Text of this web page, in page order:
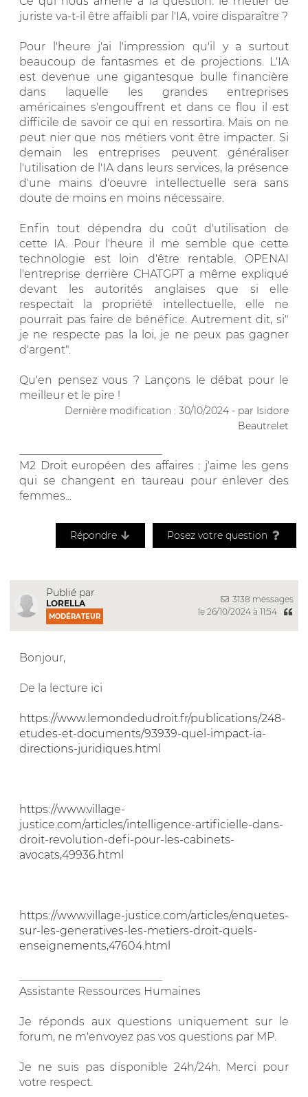
juriste va-t-il être affaibli par l'IA, voire disparaître ?
Pour l'heure j'ai l'impression qu'il y a surtout
beaucoup de fantasmes et de projections. L'IA
est devenue une gigantesque bulle financière
dans laquelle les grandes entreprises
américaines s'engouffrent et dans ce flou il est
difficile de savoir ce qui en ressortira. Mais on ne
peut nier que nos métiers vont être impacter. Si
demain les entreprises peuvent généraliser
l'utilisation de l'IA dans leurs services, la présence
d'une mains d'oeuvre intellectuelle sera sans
doute de moins en moins nécessaire.
Enfin tout dépendra du coût d'utilisation de
cette IA. Pour l'heure il me semble que cette
technologie est loin d'être rentable. OPENAI
l'entreprise derrière CHATGPT a même expliqué
devant les autorités anglaises que si elle
respectait la propriété intellectuelle, elle ne
pourrait pas faire de bénéfice. Autrement dit, si"
je ne respecte pas la loi, je ne peux pas gagner
d'argent".
Qu'en pensez vous ? Lançons le débat pour le
meilleur et le pire !
Dernière modification : 30/10/2024 - par Isidore
Beautrelet
M2 Droit européen des affaires : j'aime les gens
qui se changent en taureau pour enlever des
femmes...
Répondre Posez votre question
Publié par
LORELLA
MODÉRATEUR
3138 messages
le 26/10/2024 à 11:54
Bonjour,
De la lecture ici
https://www.lemondedudroit.fr/publications/248-
etudes-et-documents/93939-quel-impact-ia-
directions-juridiques.html
https://www.village-
justice.com/articles/intelligence-artificielle-dans-
droit-revolution-defi-pour-les-cabinets-
avocats,49936.html
https://www.village-justice.com/articles/enquetes-
sur-les-generatives-les-metiers-droit-quels-
enseignements,47604.html
Assistante Ressources Humaines
Je réponds aux questions uniquement sur le
forum, ne m'envoyez pas vos questions par MP.
Je ne suis pas disponible 24h/24h. Merci pour
votre respect.